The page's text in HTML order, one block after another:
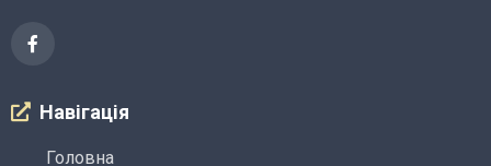
Навігація
Головна